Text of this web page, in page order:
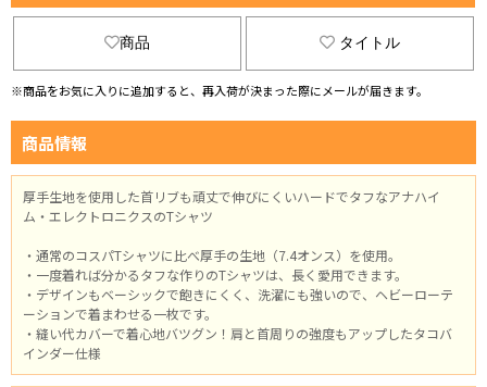
商品 タイトル
※商品をお気に入りに追加すると、再入荷が決まった際にメールが届きます。
商品情報
厚手生地を使用した首リブも頑丈で伸びにくいハードでタフなアナハイ
ム・エレクトロニクスのTシャツ
・通常のコスパTシャツに比べ厚手の生地（7.4オンス）を使用。
・一度着れば分かるタフな作りのTシャツは、長く愛用できます。
・デザインもベーシックで飽きにくく、洗濯にも強いので、ヘビーローテ
ーションで着まわせる一枚です。
・縫い代カバーで着心地バツグン！肩と首周りの強度もアップしたタコバ
インダー仕様